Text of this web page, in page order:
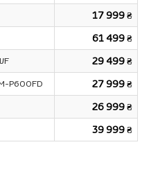
17 999 ₴
61 499 ₴
29 499 ₴
P600FD 27 999 ₴
26 999 ₴
39 999 ₴